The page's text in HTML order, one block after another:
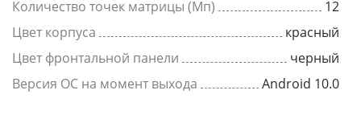
Количество точек матрицы (Мп)
12
Цвет корпуса
красный
Цвет фронтальной панели
черный
Версия ОС на момент выхода
Android 10.0